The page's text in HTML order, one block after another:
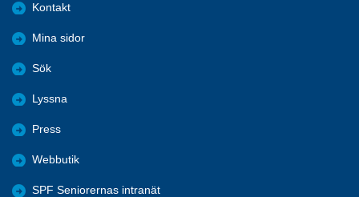
Kontakt
Mina sidor
Sök
Lyssna
Press
Webbutik
SPF Seniorernas intranät